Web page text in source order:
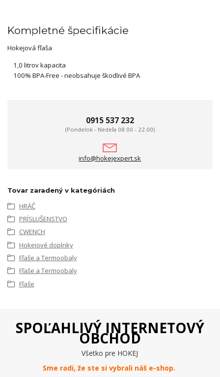
Kompletné špecifikácie
Hokejová fľaša
1,0 litrov kapacita
100% BPA-Free - neobsahuje škodlivé BPA
0915 537 232
(Pondelok - Nedeľa 08.00 - 22.00)
info@hokejexpert.sk
Tovar zaradený v kategóriách
HRÁČ
PRÍSLUŠENSTVO
CWENCH
Hokejové doplnky
Fľaše a Termoobaly
Fľaše a Termoobaly
Fľaše
SPOĽAHLIVÝ INTERNETOVÝ
OBCHOD
Všetko pre HOKEJ
Sme radi, že ste si vybrali náš e-shop.